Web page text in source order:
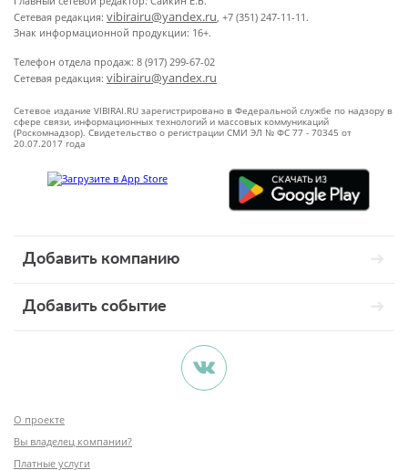
Сетевая редакция: vibirairu@yandex.ru, +7 (351) 247-11-11.
Знак информационной продукции: 16+.
Телефон отдела продаж: 8 (917) 299-67-02
Сетевая редакция: vibirairu@yandex.ru
Сетевое издание VIBIRAI.RU зарегистрировано в Федеральной службе по надзору в
сфере связи, информационных технологий и массовых коммуникаций
(Роскомнадзор). Свидетельство о регистрации СМИ ЭЛ № ФС 77 - 70345 от
20.07.2017 года
Добавить компанию
Добавить событие
О проекте
Вы владелец компании?
Платные услуги